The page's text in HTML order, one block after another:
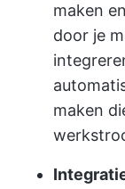
maken
door je
maken